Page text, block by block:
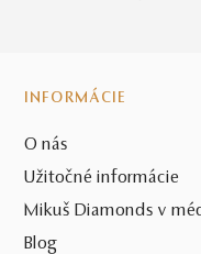
INFORMÁCIE
O nás
Užitočné informácie
Mikuš Diamonds v
Blog